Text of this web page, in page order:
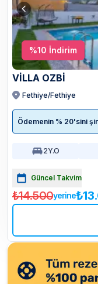
%10 İndirim
VİLLA OZBİ
Fethiye/Fethiye
Ödemenin % 20'sini
2Y.O
Güncel Takvim
₺14.500yerine